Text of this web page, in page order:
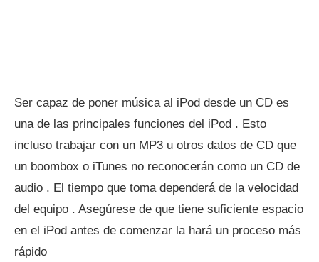
Ser capaz de poner música al iPod desde un CD es
una de las principales funciones del iPod . Esto
incluso trabajar con un MP3 u otros datos de CD que
un boombox o iTunes no reconocerán como un CD de
audio . El tiempo que toma dependerá de la velocidad
del equipo . Asegúrese de que tiene suficiente espacio
en el iPod antes de comenzar la hará un proceso más
rápido